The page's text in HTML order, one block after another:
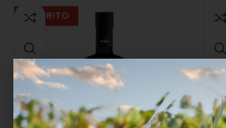
ESAURITO